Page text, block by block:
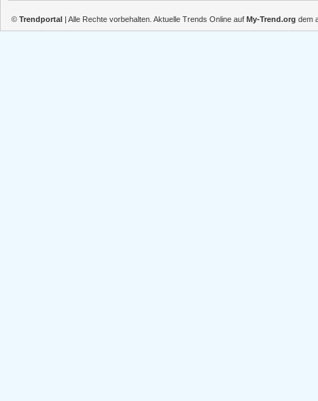
© Trendportal | Alle Rechte vorbehalten. Aktuelle Trends Online auf My-Trend.org dem